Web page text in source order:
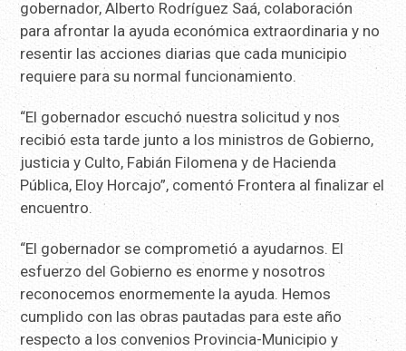
gobernador, Alberto Rodríguez Saá, colaboración
para afrontar la ayuda económica extraordinaria y no
resentir las acciones diarias que cada municipio
requiere para su normal funcionamiento.
“El gobernador escuchó nuestra solicitud y nos
recibió esta tarde junto a los ministros de Gobierno,
justicia y Culto, Fabián Filomena y de Hacienda
Pública, Eloy Horcajo”, comentó Frontera al finalizar el
encuentro.
“El gobernador se comprometió a ayudarnos. El
esfuerzo del Gobierno es enorme y nosotros
reconocemos enormemente la ayuda. Hemos
cumplido con las obras pautadas para este año
respecto a los convenios Provincia-Municipio y